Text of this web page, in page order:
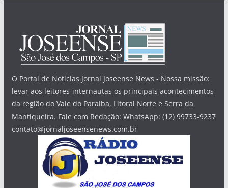
O Portal de Notícias Jornal Joseense News - Nossa missão:
levar aos leitores-internautas os principais acontecimentos
da região do Vale do Paraíba, Litoral Norte e Serra da
Mantiqueira. Fale com Redação: WhatsApp: (12) 99733-9237
contato@jornaljoseensenews.com.br